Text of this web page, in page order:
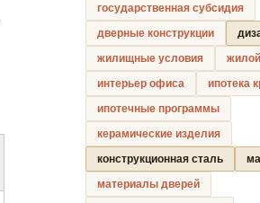
государственная субсидия
дверные конструкции
жилищные условия
интерьер офиса
ипотека
ипотечные программы
керамические изделия
конструкционная сталь
материалы дверей